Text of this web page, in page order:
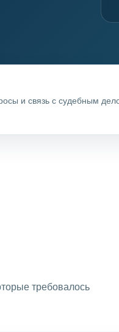
и связь с судебным
требовалось